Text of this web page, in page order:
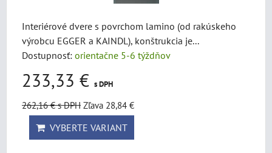
Interiérové dvere s povrchom lamino (od rakúskeho
výrobcu EGGER a KAINDL), konštrukcia je...
Dostupnosť: orientačne 5-6 týždňov
233,33 € s DPH
262,16 €s DPH Zľava 28,84 €
VYBERTE VARIANT